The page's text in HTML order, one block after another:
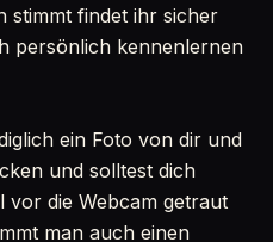
stimmt findet ihr sicher
persönlich kennenlernen
ein Foto von dir und
und solltest dich
die Webcam getraut
man auch einen